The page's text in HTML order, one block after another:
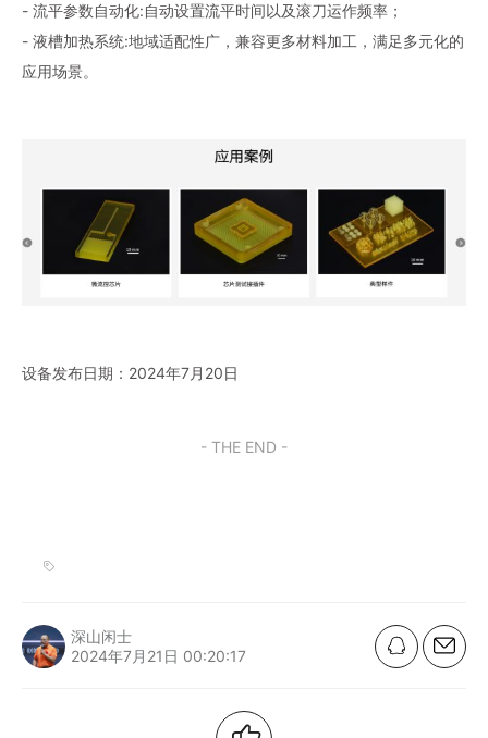
- 流平参数自动化:自动设置流平时间以及滚刀运作频率；
- 液槽加热系统:地域适配性广，兼容更多材料加工，满足多元化的
应用场景。
设备发布日期：2024年7月20日
- THE END -
深山闲士
2024年7月21日 00:20:17